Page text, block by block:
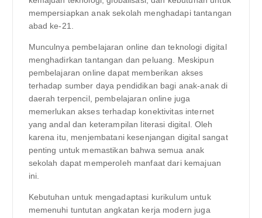
mempersiapkan anak sekolah menghadapi tantangan
abad ke-21.
Munculnya pembelajaran online dan teknologi digital
menghadirkan tantangan dan peluang. Meskipun
pembelajaran online dapat memberikan akses
terhadap sumber daya pendidikan bagi anak-anak di
daerah terpencil, pembelajaran online juga
memerlukan akses terhadap konektivitas internet
yang andal dan keterampilan literasi digital. Oleh
karena itu, menjembatani kesenjangan digital sangat
penting untuk memastikan bahwa semua anak
sekolah dapat memperoleh manfaat dari kemajuan
ini.
Kebutuhan untuk mengadaptasi kurikulum untuk
memenuhi tuntutan angkatan kerja modern juga